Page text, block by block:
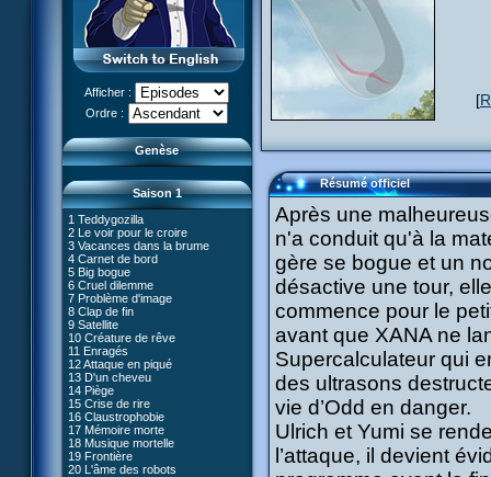
Afficher :
Ordre :
Genèse
Le réveil de XANA (Partie 1)
Le réveil de XANA (Partie 2)
Saison 1
1 Teddygozilla
2 Le voir pour le croire
3 Vacances dans la brume
4 Carnet de bord
5 Big bogue
6 Cruel dilemme
7 Problème d'image
8 Clap de fin
9 Satellite
10 Créature de rêve
11 Enragés
12 Attaque en piqué
13 D'un cheveu
14 Piège
15 Crise de rire
16 Claustrophobie
17 Mémoire morte
18 Musique mortelle
19 Frontière
20 L'âme des robots
27 Nouvelle donne
28 Terre inconnue
29 Exploration
30 Un grand jour
31 Mister Pück
32 Saint Valentin
33 Mix final
34 Chaînon manquant
35 Les jeux sont faits
36 Marabounta
37 Intérêt commun
38 Tentation
39 Mauvaise conduite
40 Contagion
41 Ultimatum
42 Désordre
43 Mon meilleur ennemi
66 Renaissance
67 Mauvaise réplique
68 Première partie
69 Double foyer
70 Skidbladnir
71 Premier voyage
72 Leçon de choses
73 Réplika
74 Je préfère ne pas en parler !
75 Corps céleste
76 Le lac
77 Torpilles virtuelles
78 Expérience
79 Arachnophobie
#01 - XANA 2.0
#02 - Cortex
#03 - Spectromania
#04 - Madame Einstein
#05 - Rivalité
#06 - Soupçons
#07 - Compte-à-rebours
#08 - Virus
[
Résumé officiel
Après une
n'a conduit qu'à la
gère se bogue et un
désactive une tour,
commence pour le
avant que XANA ne
Supercalculateur qui
des ultrasons
vie d’Odd en danger.
Ulrich et Yumi se
l’attaque, il devient